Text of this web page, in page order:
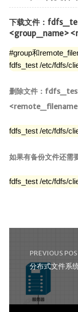
下载文件：
<group_name>
#group和
fdfs_test /etc/fdfs/
删除文件：
fdfs_test /etc/fdfs/
如果有备份文件还需
fdfs_test /etc/fdfs/
PREVIOUS
分布式文件系